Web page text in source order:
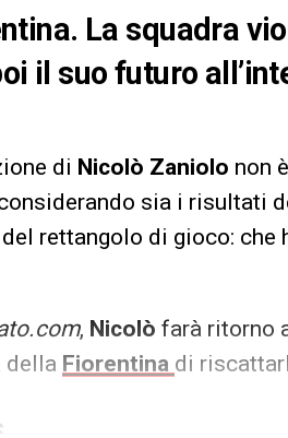
La squadra
il suo futuro
di Nicolò Zaniolo non
sia i risultati
rettangolo di gioco: che
, Nicolò farà ritorno
della Fiorentina di